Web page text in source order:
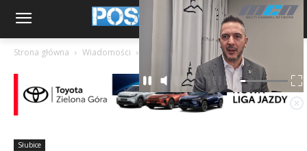
Strona główna Wiadomości Słubice
Słubice